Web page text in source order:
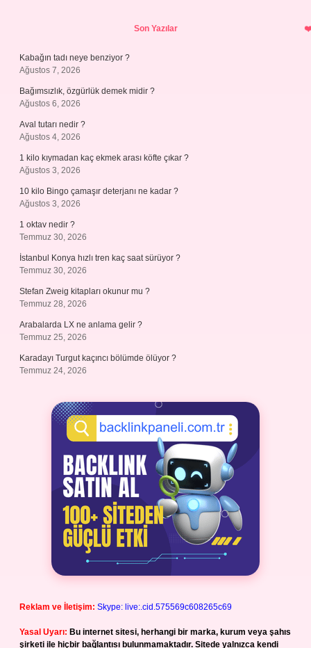
Son Yazılar
Kabağın tadı neye benziyor ?
Ağustos 7, 2026
Bağımsızlık, özgürlük demek midir ?
Ağustos 6, 2026
Aval tutarı nedir ?
Ağustos 4, 2026
1 kilo kıymadan kaç ekmek arası köfte çıkar ?
Ağustos 3, 2026
10 kilo Bingo çamaşır deterjanı ne kadar ?
Ağustos 3, 2026
1 oktav nedir ?
Temmuz 30, 2026
İstanbul Konya hızlı tren kaç saat sürüyor ?
Temmuz 30, 2026
Stefan Zweig kitapları okunur mu ?
Temmuz 28, 2026
Arabalarda LX ne anlama gelir ?
Temmuz 25, 2026
Karadayı Turgut kaçıncı bölümde ölüyor ?
Temmuz 24, 2026
Reklam ve İletişim: Skype: live:.cid.575569c608265c69
Yasal Uyarı: Bu internet sitesi, herhangi bir marka, kurum veya şahıs
şirketi ile hiçbir bağlantısı bulunmamaktadır. Sitede yalnızca kendi